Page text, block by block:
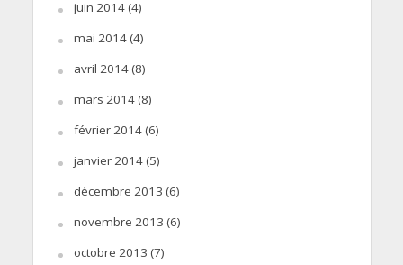
juin 2014(4)
mai 2014(4)
avril 2014(8)
mars 2014(8)
février 2014(6)
janvier 2014(5)
décembre 2013 (6)
novembre 2013 (6)
octobre 2013 (7)